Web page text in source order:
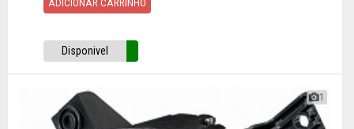
ADICIONAR CARRINHO
Disponivel
1